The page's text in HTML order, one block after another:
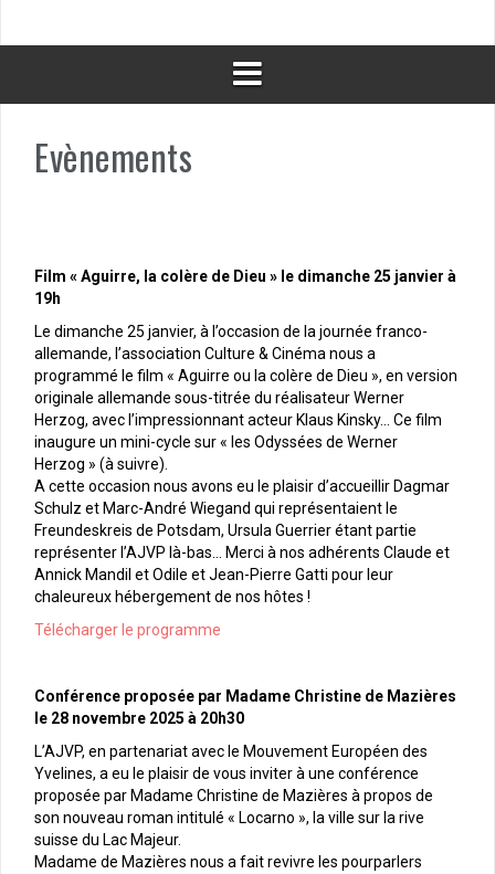
Evènements
Film « Aguirre, la colère de Dieu » le dimanche 25 janvier à
19h
Le dimanche 25 janvier, à l’occasion de la journée franco-
allemande, l’association Culture & Cinéma nous a
programmé le film « Aguirre ou la colère de Dieu », en version
originale allemande sous-titrée du réalisateur Werner
Herzog, avec l’impressionnant acteur Klaus Kinsky… Ce film
inaugure un mini-cycle sur « les Odyssées de Werner
Herzog » (à suivre).
A cette occasion nous avons eu le plaisir d’accueillir Dagmar
Schulz et Marc-André Wiegand qui représentaient le
Freundeskreis de Potsdam, Ursula Guerrier étant partie
représenter l’AJVP là-bas… Merci à nos adhérents Claude et
Annick Mandil et Odile et Jean-Pierre Gatti pour leur
chaleureux hébergement de nos hôtes !
Télécharger le programme
Conférence proposée par Madame Christine de Mazières
le 28 novembre 2025 à 20h30
L’AJVP, en partenariat avec le Mouvement Européen des
Yvelines, a eu le plaisir de vous inviter à une conférence
proposée par Madame Christine de Mazières à propos de
son nouveau roman intitulé « Locarno », la ville sur la rive
suisse du Lac Majeur.
Madame de Mazières nous a fait revivre les pourparlers